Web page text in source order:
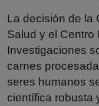
La decisión de la
Salud y el Centro
Investigaciones
carnes
seres humanos
científica robusta